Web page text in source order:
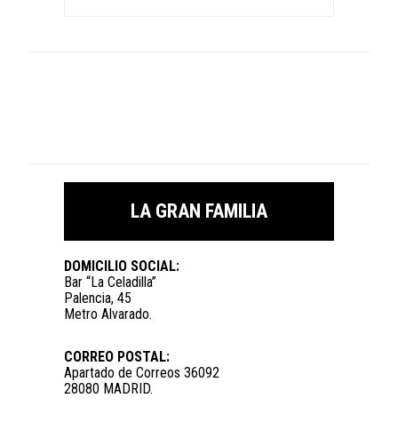
LA GRAN FAMILIA
DOMICILIO SOCIAL:
Bar “La Celadilla”
Palencia, 45
Metro Alvarado.
CORREO POSTAL:
Apartado de Correos 36092
28080 MADRID.